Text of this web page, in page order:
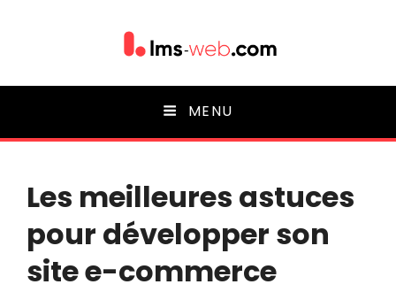
Lms-web
MENU
Les meilleures astuces
pour développer son
site e-commerce